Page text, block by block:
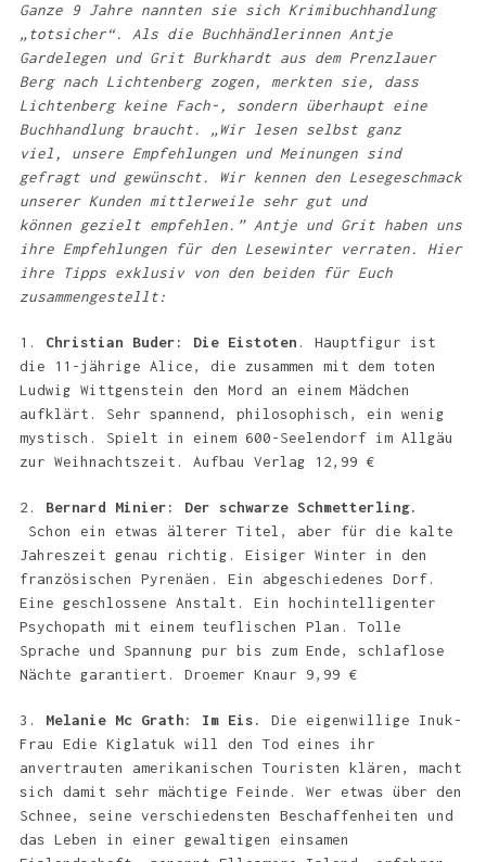
Ganze 9 Jahre nannten sie sich Krimibuchhandlung
„totsicher“. Als die Buchhändlerinnen Antje
Gardelegen und Grit Burkhardt aus dem Prenzlauer
Berg nach Lichtenberg zogen, merkten sie, dass
Lichtenberg keine Fach-, sondern überhaupt eine
Buchhandlung braucht. „Wir lesen selbst ganz
viel, unsere Empfehlungen und Meinungen sind
gefragt und gewünscht. Wir kennen den Lesegeschmack
unserer Kunden mittlerweile sehr gut und
können gezielt empfehlen.” Antje und Grit haben uns
ihre Empfehlungen für den Lesewinter verraten. Hier
ihre Tipps exklusiv von den beiden für Euch
zusammengestellt:
1. Christian Buder: Die Eistoten . Hauptfigur ist
die 11-jährige Alice, die zusammen mit dem toten
Ludwig Wittgenstein den Mord an einem Mädchen
aufklärt. Sehr spannend, philosophisch, ein wenig
mystisch. Spielt in einem 600-Seelendorf im Allgäu
zur Weihnachtszeit. Aufbau Verlag 12,99 €
2. Bernard Minier: Der schwarze Schmetterling.
Schon ein etwas älterer Titel, aber für die kalte
Jahreszeit genau richtig. Eisiger Winter in den
französischen Pyrenäen. Ein abgeschiedenes Dorf.
Eine geschlossene Anstalt. Ein hochintelligenter
Psychopath mit einem teuflischen Plan. Tolle
Sprache und Spannung pur bis zum Ende, schlaflose
Nächte garantiert. Droemer Knaur 9,99 €
3. Melanie Mc Grath: Im Eis.
Die eigenwillige Inuk-
Frau Edie Kiglatuk will den Tod eines ihr
anvertrauten amerikanischen Touristen klären, macht
sich damit sehr mächtige Feinde. Wer etwas über den
Schnee, seine verschiedensten Beschaffenheiten und
das Leben in einer gewaltigen einsamen